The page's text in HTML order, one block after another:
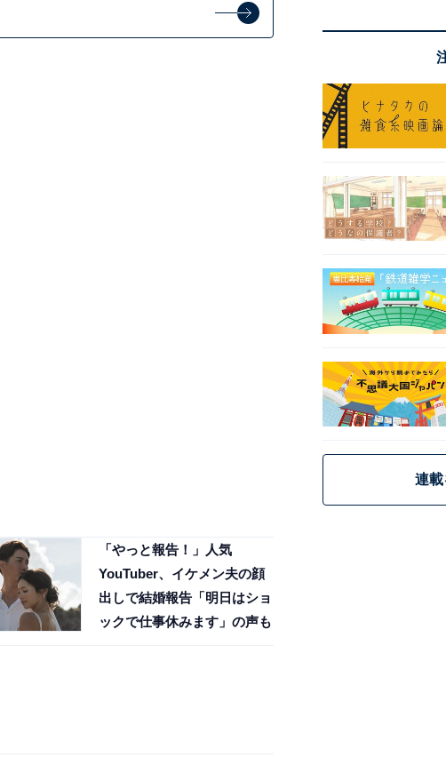
「やっと報告！」人気
YouTuber、イケメン夫の顔
出しで結婚報告「明日はショ
ックで仕事休みます」の声も
連載